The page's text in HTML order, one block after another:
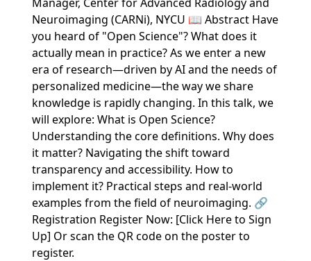
Neuroimaging (CARNi), NYCU 📖 Abstract Have
you heard of "Open Science"? What does it
actually mean in practice? As we enter a new
era of research—driven by AI and the needs of
personalized medicine—the way we share
knowledge is rapidly changing. In this talk, we
will explore: What is Open Science?
Understanding the core definitions. Why does
it matter? Navigating the shift toward
transparency and accessibility. How to
implement it? Practical steps and real-world
examples from the field of neuroimaging. 🔗
Registration Register Now: [Click Here to Sign
Up] Or scan the QR code on the poster to
register.